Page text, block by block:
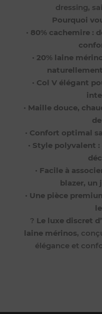
dressing,
Pourquoi
• 80% cachemire :
• 20% laine
• Col V élégant
• Maille douce,
• Confort optimal
• Style polyvalent :
• Facile à
blazer, un
• Une pièce
? Le luxe discret
laine mérinos,
élégance et